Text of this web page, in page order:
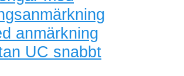
anmärkning
UC snabbt